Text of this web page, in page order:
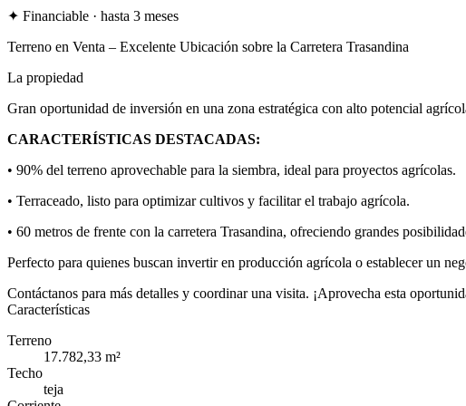
✦ Financiable · hasta 3 meses
Terreno en Venta – Excelente Ubicación sobre la Carretera Trasandina
La propiedad
Gran oportunidad de inversión en una zona estratégica con alto potencial
CARACTERÍSTICAS DESTACADAS:
• 90% del terreno aprovechable para la siembra, ideal para proyectos agrícolas.
• Terraceado, listo para optimizar cultivos y facilitar el trabajo agrícola.
• 60 metros de frente con la carretera Trasandina, ofreciendo grandes
Perfecto para quienes buscan invertir en producción agrícola o establecer un
Contáctanos para más detalles y coordinar una visita. ¡Aprovecha esta
Características
Terreno
17.782,33 m²
Techo
teja